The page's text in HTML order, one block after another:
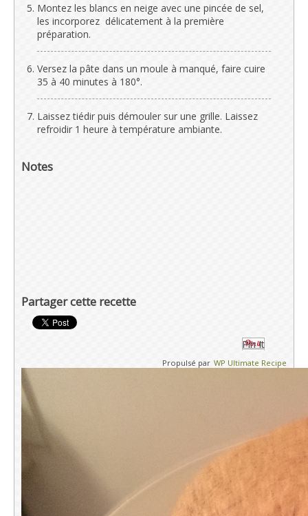
Montez les blancs en neige avec une pincée de sel,
les incorporez délicatement à la première
préparation.
Versez la pâte dans un moule à manqué, faire cuire
35 à 40 minutes à 180°.
Laissez tiédir puis démouler sur une grille. Laissez
refroidir 1 heure à température ambiante.
Notes
Partager cette recette
Pin It
Propulsé par WP Ultimate Recipe